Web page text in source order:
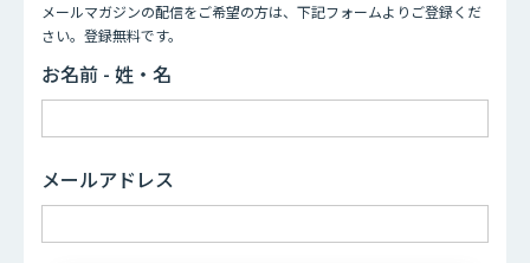
メールマガジンの配信をご希望の方は、下記フォームよりご登録くだ
さい。登録無料です。
お名前 - 姓・名
メールアドレス